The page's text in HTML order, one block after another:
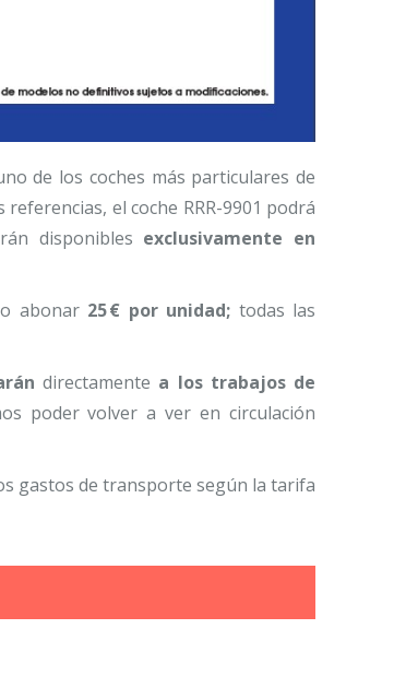
de los coches más particulares de
el coche RRR-9901 podrá
disponibles exclusivamente en
abonar 25 € por unidad; todas las
directamente a los trabajos de
poder volver a ver en circulación
gastos de transporte según la tarifa